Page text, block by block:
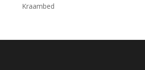
Kraambed